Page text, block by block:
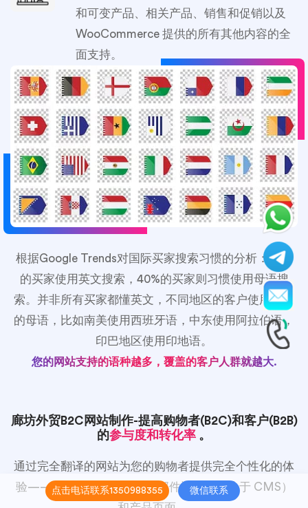
和可变产品、相关产品、销售和促销以及
WooCommerce 提供的所有其他内容的全
面支持。
根据Google Trends对国际买家搜索习惯的分析：60%
的买家使用英文搜索，40%的买家则习惯使用母语搜
索。并非所有买家都懂英文，不同地区的客户使用不同
的母语，比如南美使用西班牙语，中东使用阿拉伯语，
印巴地区使用印地语。
您的网站支持的语种越多，覆盖的客户人群就越大.
廊坊外贸B2C网站制作-提高购物者(B2C)和客户(B2B)
的参与度和转化率 。
通过完全翻译的网站为您的购物者提供完全个性化的体
验——包括您的结账、电子邮件通知（取决于 CMS）
点击电话联系1350988355 微信联系